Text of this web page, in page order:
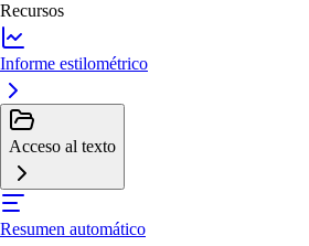
Recursos
Informe estilométrico
Acceso al texto
Resumen automático